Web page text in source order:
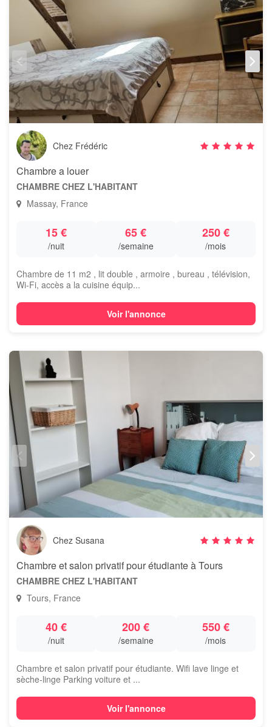
Chez Frédéric
Chambre a louer
CHAMBRE CHEZ L'HABITANT
Massay, France
15 €
/nuit
65 €
/semaine
250 €
/mois
Chambre de 11 m2 , lit double , armoire , bureau , télévision,
Wi-Fi, accès a la cuisine équip...
Voir l'annonce
Chez Susana
Chambre et salon privatif pour étudiante à Tours
CHAMBRE CHEZ L'HABITANT
Tours, France
40 €
/nuit
200 €
/semaine
550 €
/mois
Chambre et salon privatif pour étudiante. Wifi lave linge et
sèche-linge Parking voiture et ...
Voir l'annonce